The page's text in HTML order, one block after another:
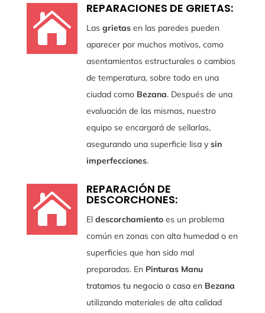

REPARACIONES DE GRIETAS:
Las grietasen las paredes pueden
aparecer por muchos motivos, como
asentamientos estructurales o cambios
de temperatura, sobre todo en una
ciudad como Bezana. Después de una
evaluación de las mismas, nuestro
equipo se encargará de sellarlas,
asegurando una superficie lisa y sin
imperfecciones.

REPARACIÓN DE
DESCORCHONES:
El descorchamientoes un problema
común en zonas con alta humedad o en
superficies que han sido mal
preparadas. En Pinturas Manu
tratamos tu negocio o casa enBezana
utilizando materiales de alta calidad